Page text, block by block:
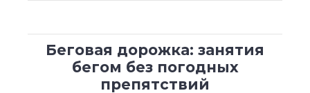
Беговая дорожка: занятия
бегом без погодных
препятствий